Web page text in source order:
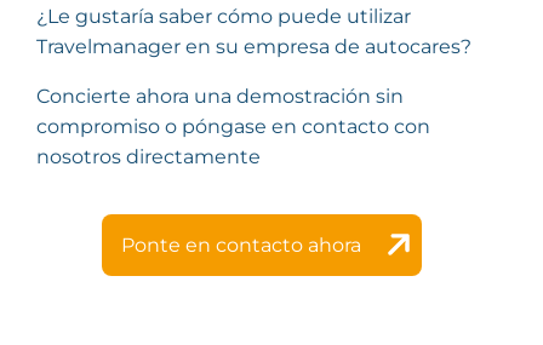
¿Le gustaría saber cómo puede utilizar
Travelmanager en su empresa de autocares?
Concierte ahora una demostración sin
compromiso o póngase en contacto con
nosotros directamente
Ponte en contacto ahora